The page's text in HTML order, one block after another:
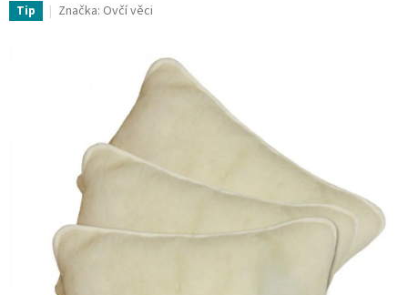
Tip Značka: Ovčí věci